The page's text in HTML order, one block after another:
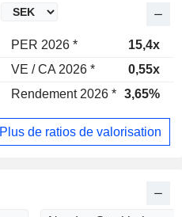
PER 2026 * 15,4x
VE / CA 2026 * 0,55x
Rendement 2026 * 3,65%
Plus de ratios de valorisation